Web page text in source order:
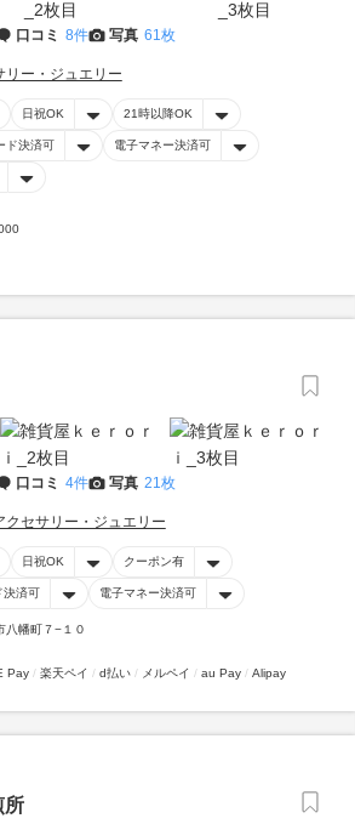
口コミ 8件 写真 61枚
リー・ジュエリー
日祝OK 21時以降OK
ド決済可 電子マネー決済可
口コミ 4件 写真 21枚
クセサリー・ジュエリー
日祝OK クーポン有
決済可 電子マネー決済可
八幡町７−１０
Pay 楽天ペイ d払い メルペイ au Pay Alipay
所